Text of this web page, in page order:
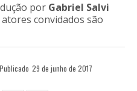
por Gabriel Salvi
atores convidados são
Publicado 29 de junho de 2017